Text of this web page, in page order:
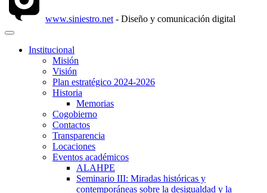
www.siniestro.net - Diseño y comunicación digital
Institucional
Misión
Visión
Plan estratégico 2024-2026
Historia
Memorias
Cogobierno
Contactos
Transparencia
Locaciones
Eventos académicos
ALAHPE
Seminario III: Miradas históricas y
contemporáneas sobre la desigualdad y la